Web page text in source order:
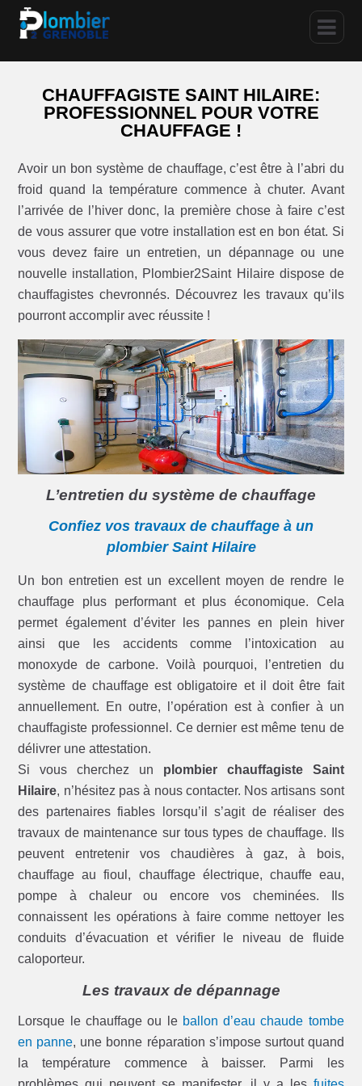
CHAUFFAGISTE SAINT HILAIRE:
PROFESSIONNEL POUR VOTRE
CHAUFFAGE !
Avoir un bon système de chauffage, c’est être à l’abri du
froid quand la température commence à chuter. Avant
l’arrivée de l’hiver donc, la première chose à faire c’est
de vous assurer que votre installation est en bon état. Si
vous devez faire un entretien, un dépannage ou une
nouvelle installation, Plombier2Saint Hilaire dispose de
chauffagistes chevronnés. Découvrez les travaux qu’ils
pourront accomplir avec réussite !
L’entretien du système de chauffage
Confiez vos travaux de chauffage à un
plombier Saint Hilaire
Un bon entretien est un excellent moyen de rendre le
chauffage plus performant et plus économique. Cela
permet également d’éviter les pannes en plein hiver
ainsi que les accidents comme l’intoxication au
monoxyde de carbone. Voilà pourquoi, l’entretien du
système de chauffage est obligatoire et il doit être fait
annuellement. En outre, l’opération est à confier à un
chauffagiste professionnel. Ce dernier est même tenu de
délivrer une attestation.
Si vous cherchez un plombier chauffagiste Saint
Hilaire, n’hésitez pas à nous contacter. Nos artisans sont
des partenaires fiables lorsqu’il s’agit de réaliser des
travaux de maintenance sur tous types de chauffage. Ils
peuvent entretenir vos chaudières à gaz, à bois,
chauffage au fioul, chauffage électrique, chauffe eau,
pompe à chaleur ou encore vos cheminées. Ils
connaissent les opérations à faire comme nettoyer les
conduits d’évacuation et vérifier le niveau de fluide
caloporteur.
Les travaux de dépannage
Lorsque le chauffage ou le ballon d’eau chaude tombe
en panne, une bonne réparation s’impose surtout quand
la température commence à baisser. Parmi les